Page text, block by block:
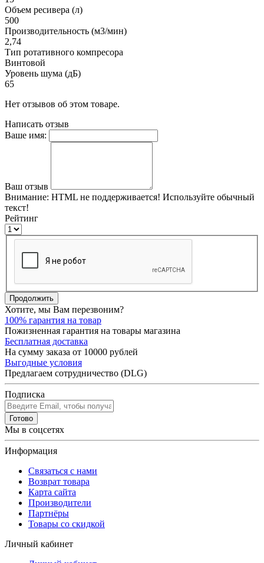
Объем ресивера (л)
500
Производительность (м3/мин)
2,74
Тип ротативного компресора
Винтовой
Уровень шума (дБ)
65
Нет отзывов об этом товаре.
Написать отзыв
Ваше имя:
Ваш отзыв
Внимание: HTML не поддерживается! Используйте обычный
текст!
Рейтинг
Продолжить
Хотите, мы Вам перезвоним?
100% гарантия на товар
Пожизненная гарантия на товары магазина
Бесплатная доставка
На сумму заказа от 10000 рублей
Выгодные условия
Предлагаем сотрудничество (DLG)
Подписка
Готово
Мы в соцсетях
Информация
Связаться с нами
Возврат товара
Карта сайта
Производители
Партнёры
Товары со скидкой
Личный кабинет